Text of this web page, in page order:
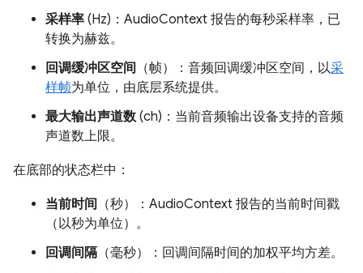
采样率 (Hz)：AudioContext 报告的每秒采样率，已
转换为赫兹。
回调缓冲区空间 （帧）：音频回调缓冲区空间，以采
样帧为单位，由底层系统提供。
最大输出声道数(ch)：当前音频输出设备支持的音频
声道数上限。
在底部的状态栏中：
当前时间 （秒）：AudioContext 报告的当前时间戳
（以秒为单位）。
回调间隔 （毫秒）：回调间隔时间的加权平均方差。